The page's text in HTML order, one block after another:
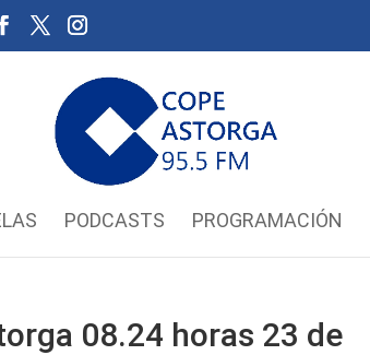
PODCASTS PROGRAMACIÓN
08.24 horas 23 de